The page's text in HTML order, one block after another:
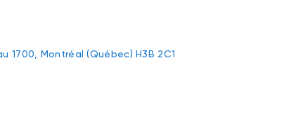
1700, Montréal (Québec) H3B 2C1